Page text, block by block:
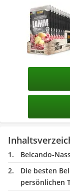
Belcando-
Die besten
persönlichen